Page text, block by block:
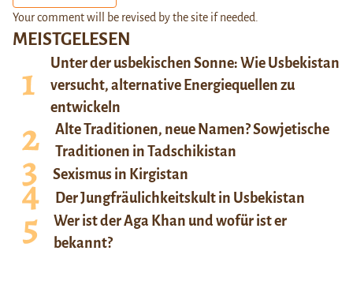
MEISTGELESEN
Unter der usbekischen Sonne: Wie Usbekistan
versucht, alternative Energiequellen zu
entwickeln
Alte Traditionen, neue Namen? Sowjetische
Traditionen in Tadschikistan
Sexismus in Kirgistan
Der Jungfräulichkeitskult in Usbekistan
Wer ist der Aga Khan und wofür ist er
bekannt?
Your comment will be revised by the site if needed.